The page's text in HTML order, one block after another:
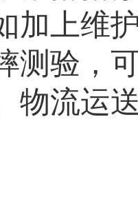
加上维
测验，
物流运